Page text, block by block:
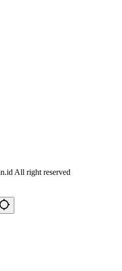
All right reserved